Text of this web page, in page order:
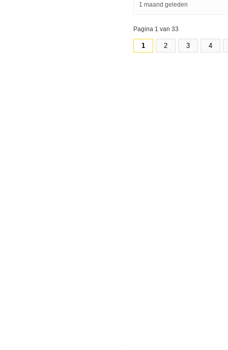
1 maand geleden
Pagina 1 van 33
1 2 3 4